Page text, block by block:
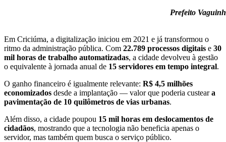
Prefeito
Em Criciúma, a digitalização iniciou em 2021 e já transformou o
ritmo da administração pública. Com 22.789 processos digitais e 30
mil horas de trabalho automatizadas, a cidade devolveu à gestão
o equivalente à jornada anual de 15 servidores em tempo integral.
O ganho financeiro é igualmente relevante: R$ 4,5 milhões
economizados desde a implantação — valor que poderia custeara
pavimentação de 10 quilômetros de vias urbanas.
Além disso, a cidade poupou 15 mil horas em deslocamentos de
cidadãos, mostrando que a tecnologia não beneficia apenas o
servidor, mas também quem busca o serviço público.